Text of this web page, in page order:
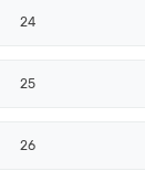
24
25
26